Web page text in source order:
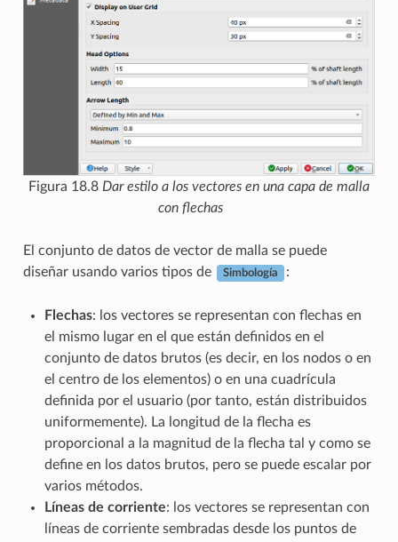
Figura 18.8 Dar estilo a los vectores en una capa de malla
con flechas
El conjunto de datos de vector de malla se puede
diseñar usando varios tipos de
Simbología :
Flechas: los vectores se representan con flechas en
el mismo lugar en el que están definidos en el
conjunto de datos brutos (es decir, en los nodos o en
el centro de los elementos) o en una cuadrícula
definida por el usuario (por tanto, están distribuidos
uniformemente). La longitud de la flecha es
proporcional a la magnitud de la flecha tal y como se
define en los datos brutos, pero se puede escalar por
varios métodos.
Líneas de corriente: los vectores se representan con
líneas de corriente sembradas desde los puntos de